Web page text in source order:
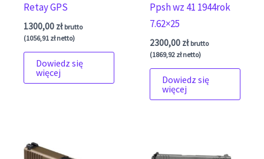
Retay GPS
1300,00 zł brutto
(1056,91 złnetto)
Dowiedz się
więcej
Ppsh wz 41 1944rok
7.62×25
2300,00 zł brutto
(1869,92 złnetto)
Dowiedz się
więcej